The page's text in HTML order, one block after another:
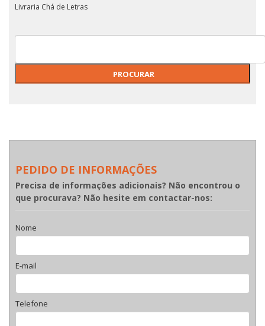
Livraria Chá de Letras
PEDIDO DE INFORMAÇÕES
Precisa de informações adicionais? Não encontrou o
que procurava? Não hesite em contactar-nos:
Nome
E-mail
Telefone